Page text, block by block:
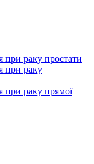
при раку простати
при раку
при раку прямої